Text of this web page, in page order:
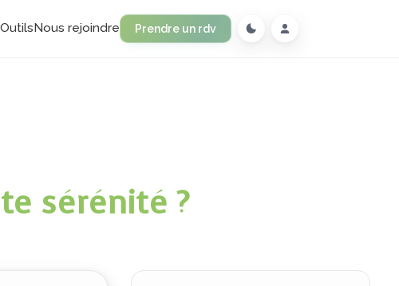
OutilsNous rejoindre Prendre un rdv
sérénité ?